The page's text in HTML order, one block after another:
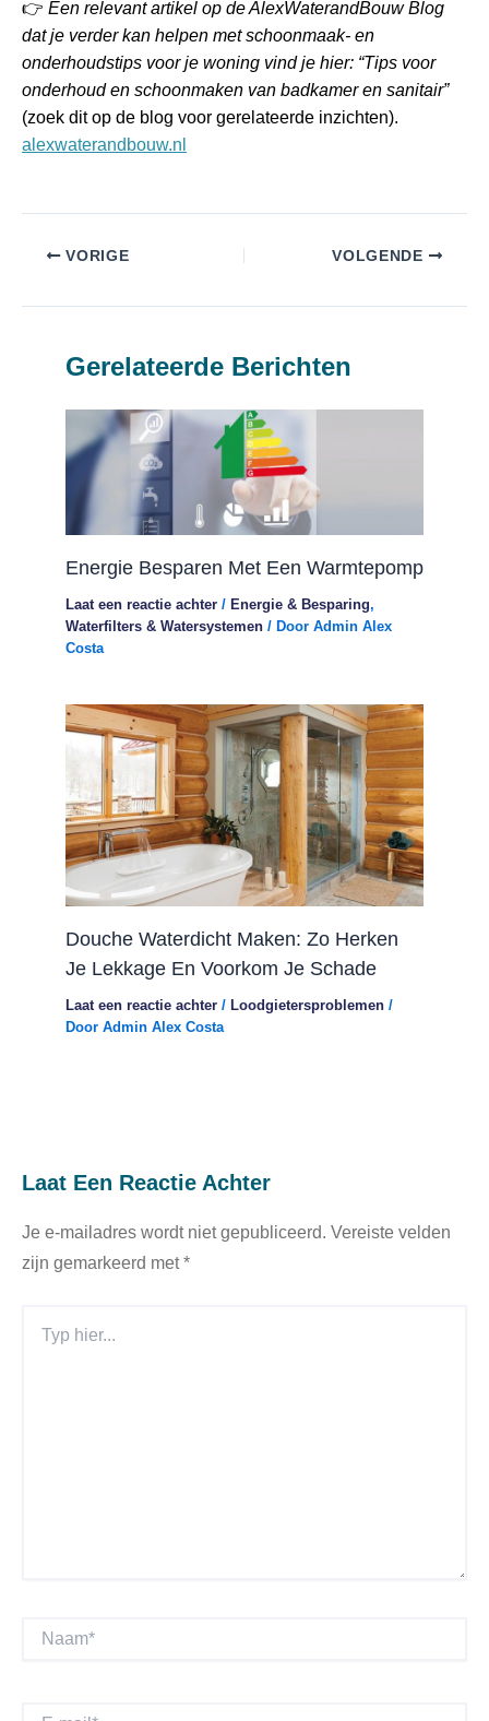
👉 Een relevant artikel op de AlexWaterandBouw Blog
dat je verder kan helpen met schoonmaak‑ en
onderhoudstips voor je woning vind je hier: “Tips voor
onderhoud en schoonmaken van badkamer en sanitair”
(zoek dit op de blog voor gerelateerde inzichten).
alexwaterandbouw.nl
VORIGE VOLGENDE
Gerelateerde Berichten
Energie Besparen Met Een Warmtepomp
Laat een reactie achter / Energie & Besparing,
Waterfilters & Watersystemen / Door Admin Alex
Costa
Douche Waterdicht Maken: Zo Herken
Je Lekkage En Voorkom Je Schade
Laat een reactie achter / Loodgietersproblemen /
Door Admin Alex Costa
Laat Een Reactie Achter
Je e-mailadres wordt niet gepubliceerd. Vereiste velden
zijn gemarkeerd met*
Hier...
Naam*